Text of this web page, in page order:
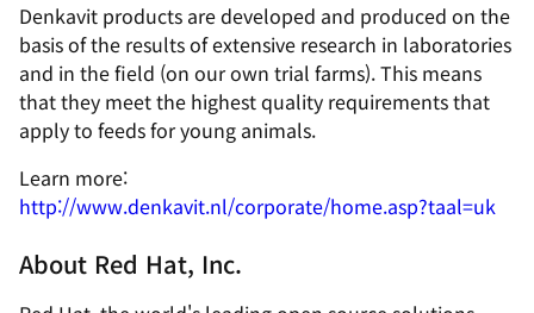
Denkavit products are developed and produced on the
basis of the results of extensive research in laboratories
and in the field (on our own trial farms). This means
that they meet the highest quality requirements that
apply to feeds for young animals.
Learn more:
http://www.denkavit.nl/corporate/home.asp?taal=uk
About Red Hat, Inc.